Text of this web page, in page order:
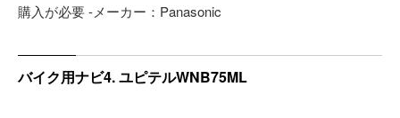
購入が必要 -メーカー：Panasonic
バイク用ナビ4. ユピテルWNB75ML